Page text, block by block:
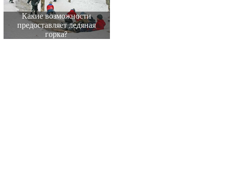
Какие возможности
предоставляет ледяная
горка?